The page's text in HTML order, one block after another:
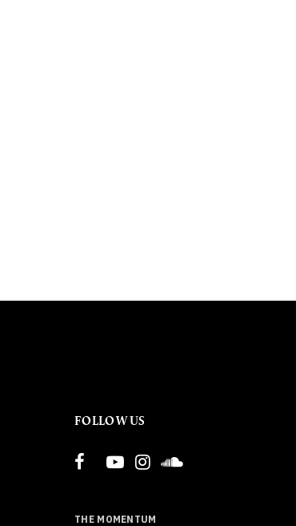
FOLLOW US
THE MOMENTUM